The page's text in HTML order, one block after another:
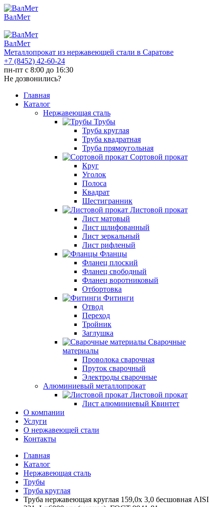
ВалМет
ВалМет
Металлопрокат из нержавеющей стали в Саратове
+7 (8452) 42-60-24
пн-пт с 8:00 до 16:30
Не дозвонились?
Главная
Каталог
Нержавеющая сталь
Трубы
Труба круглая
Труба квадратная
Труба прямоугольная
Сортовой прокат
Круг
Уголок
Полоса
Квадрат
Шестигранник
Листовой прокат
Лист матовый
Лист шлифованный
Лист зеркальный
Лист рифленый
Фланцы
Фланец плоский
Фланец свободный
Фланец воротниковый
Отбортовка
Фитинги
Отвод
Переход
Тройник
Заглушка
Сварочные
материалы
Проволока сварочная
Пруток сварочный
Электроды сварочные
Алюминиевый металлопрокат
Листовой прокат
Лист алюминиевый Квинтет
О компании
Услуги
О нержавеющей стали
Контакты
Главная
Каталог
Нержавеющая сталь
Трубы
Труба круглая
Труба нержавеющая круглая 159,0х 3,0 бесшовная AISI